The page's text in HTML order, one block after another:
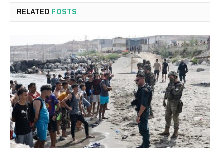
RELATED POSTS